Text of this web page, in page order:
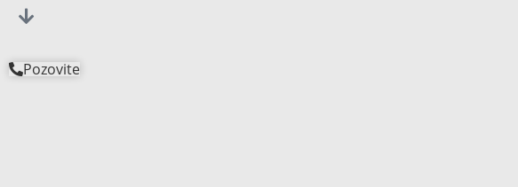
Pozovite